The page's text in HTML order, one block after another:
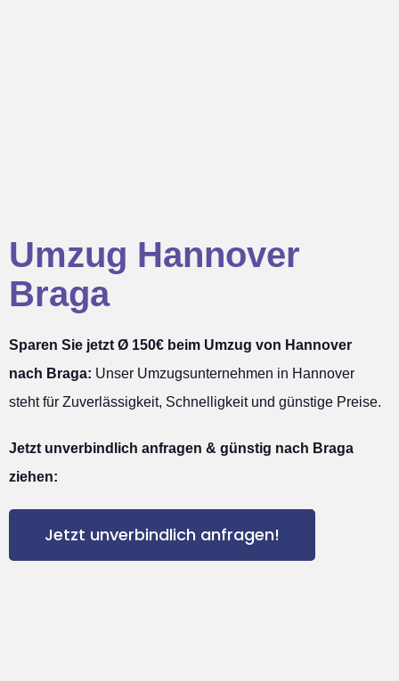
Umzug Hannover
Braga
Sparen Sie jetzt Ø 150€ beim Umzug von Hannover
nach Braga: Unser Umzugsunternehmen in Hannover
steht für Zuverlässigkeit, Schnelligkeit und günstige Preise.
Jetzt unverbindlich anfragen & günstig nach Braga
ziehen:
Jetzt unverbindlich anfragen!